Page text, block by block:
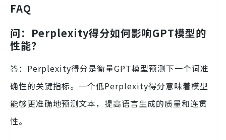
FAQ
问：Perplexity得分如何影响GPT模型的
性能？
答：Perplexity得分是衡量GPT模型预测下一个词准
确性的关键指标。一个低Perplexity得分意味着模型
能够更准确地预测文本，提高语言生成的质量和连贯
性。